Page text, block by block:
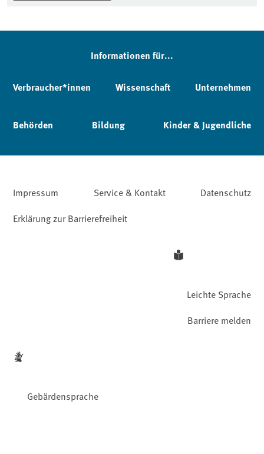
Informationen für...
Verbraucher*innen Wissenschaft Unternehmen
Behörden Bildung Kinder & Jugendliche
Impressum Service & Kontakt
Datenschutz
Erklärung zur Barrierefreiheit
Leichte Sprache
Gebärdensprache
Barriere melden